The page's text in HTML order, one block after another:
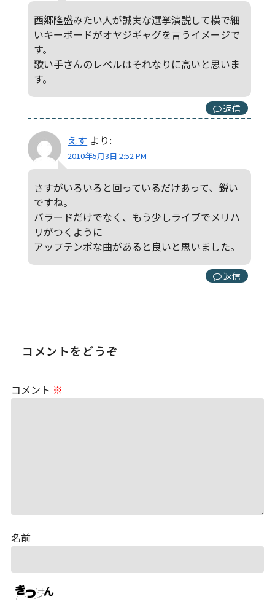
西郷隆盛みたい人が誠実な選挙演説して横で細
いキーボードがオヤジギャグを言うイメージで
す。
歌い手さんのレベルはそれなりに高いと思いま
す。
返信
えす より:
2010年5月3日 2:52 PM
さすがいろいろと回っているだけあって、鋭い
ですね。
バラードだけでなく、もう少しライブでメリハ
リがつくように
アップテンポな曲があると良いと思いました。
返信
コメントをどうぞ
コメント ※
名前